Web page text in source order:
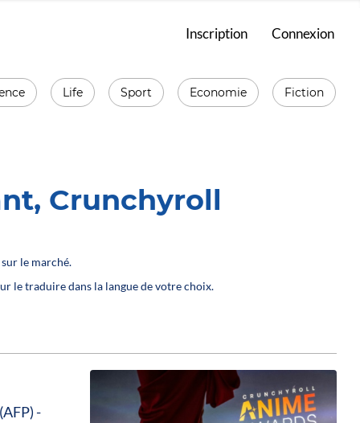
Inscription Connexion
Life Sport Economie Fiction
Crunchyroll
le marché.
le traduire dans la langue de votre choix.
-